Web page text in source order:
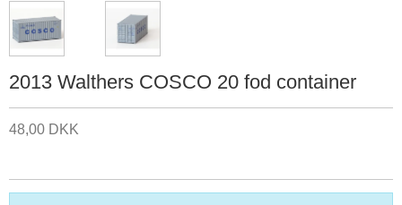
2013 Walthers COSCO 20 fod container
48,00 DKK